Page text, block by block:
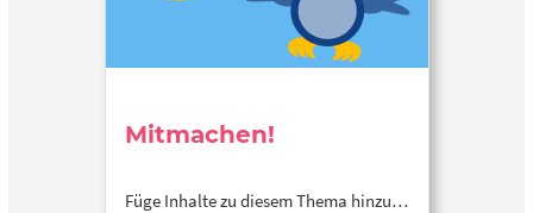
Mitmachen!
Füge Inhalte zu diesem Thema hinzu…